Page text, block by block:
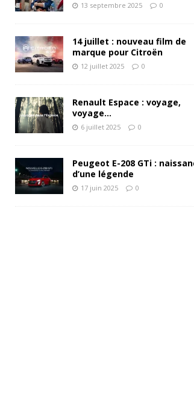
13 septembre 2025 0
14 juillet : nouveau film de
marque pour Citroën
12 juillet 2025 0
Renault Espace : voyage,
voyage…
6 juillet 2025 0
Peugeot E-208 GTi :
d’une légende
17 juin 2025 0